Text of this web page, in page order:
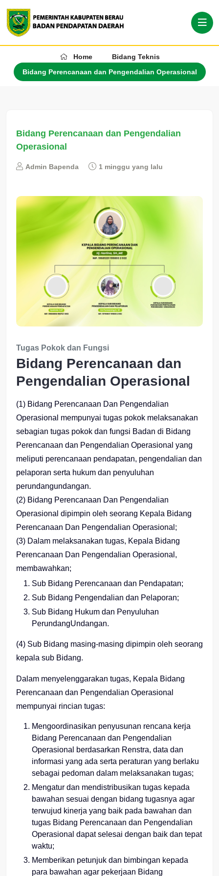
Home
Bidang Teknis
Bidang Perencanaan dan Pengendalian Operasional
Bidang Perencanaan dan Pengendalian
Operasional
Admin Bapenda 1 minggu yang lalu
Tugas Pokok dan Fungsi
Bidang Perencanaan dan
Pengendalian Operasional
(1) Bidang Perencanaan Dan Pengendalian
Operasional mempunyai tugas pokok melaksanakan
sebagian tugas pokok dan fungsi Badan di Bidang
Perencanaan dan Pengendalian Operasional yang
meliputi perencanaan pendapatan, pengendalian dan
pelaporan serta hukum dan penyuluhan
perundangundangan.
(2) Bidang Perencanaan Dan Pengendalian
Operasional dipimpin oleh seorang Kepala Bidang
Perencanaan Dan Pengendalian Operasional;
(3) Dalam melaksanakan tugas, Kepala Bidang
Perencanaan Dan Pengendalian Operasional,
membawahkan;
Sub Bidang Perencanaan dan Pendapatan;
Sub Bidang Pengendalian dan Pelaporan;
Sub Bidang Hukum dan Penyuluhan
PerundangUndangan.
(4) Sub Bidang masing-masing dipimpin oleh seorang
kepala sub Bidang.
Dalam menyelenggarakan tugas, Kepala Bidang
Perencanaan dan Pengendalian Operasional
mempunyai rincian tugas:
Mengoordinasikan penyusunan rencana kerja
Bidang Perencanaan dan Pengendalian
Operasional berdasarkan Renstra, data dan
informasi yang ada serta peraturan yang berlaku
sebagai pedoman dalam melaksanakan tugas;
Mengatur dan mendistribusikan tugas kepada
bawahan sesuai dengan bidang tugasnya agar
terwujud kinerja yang baik pada bawahan dan
tugas Bidang Perencanaan dan Pengendalian
Operasional dapat selesai dengan baik dan tepat
waktu;
Memberikan petunjuk dan bimbingan kepada
para bawahan agar pekerjaan Bidang